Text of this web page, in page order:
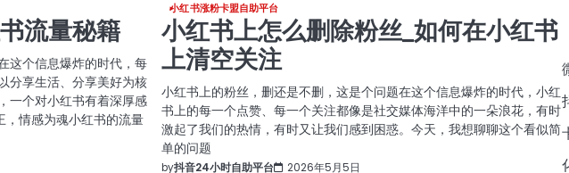
流量秘籍
这个信息爆炸的时代，每
分享生活、分享美好为核
一个对小红书有着深厚感
，情感为魂小红书的流量
小红书涨粉卡盟自助平台
小红书上怎么删除粉丝_如何在小红书
上清空关注
小红书上的粉丝，删还是不删，这是个问题在这个信息爆炸的时代，小红
书上的每一个点赞、每一个关注都像是社交媒体海洋中的一朵浪花，有时
激起了我们的热情，有时又让我们感到困惑。今天，我想聊聊这个看似简
单的问题
by抖音24小时自助平台 2026年5月5日